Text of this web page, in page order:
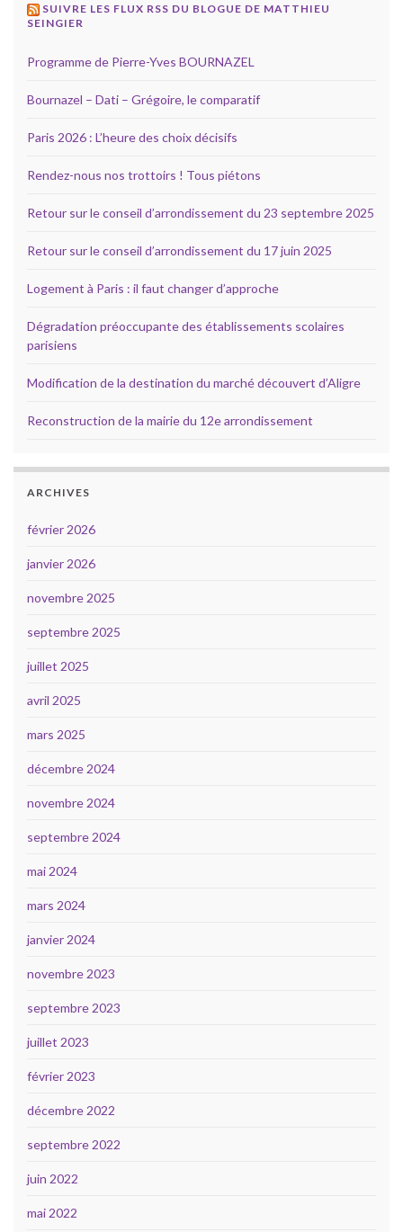
SUIVRE LES FLUX RSS DU BLOGUE DE MATTHIEU
SEINGIER
Programme de Pierre-Yves BOURNAZEL
Bournazel – Dati – Grégoire, le comparatif
Paris 2026 : L’heure des choix décisifs
Rendez-nous nos trottoirs ! Tous piétons
Retour sur le conseil d’arrondissement du 23 septembre 2025
Retour sur le conseil d’arrondissement du 17 juin 2025
Logement à Paris : il faut changer d’approche
Dégradation préoccupante des établissements scolaires
parisiens
Modification de la destination du marché découvert d’Aligre
Reconstruction de la mairie du 12e arrondissement
ARCHIVES
février 2026
janvier 2026
novembre 2025
septembre 2025
juillet 2025
avril 2025
mars 2025
décembre 2024
novembre 2024
septembre 2024
mai 2024
mars 2024
janvier 2024
novembre 2023
septembre 2023
juillet 2023
février 2023
décembre 2022
septembre 2022
juin 2022
mai 2022